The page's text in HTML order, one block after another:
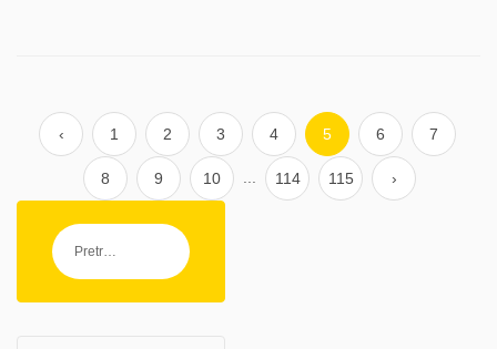
‹ 1 2 3 4 5 6 7
8 9 10 114 115 ›